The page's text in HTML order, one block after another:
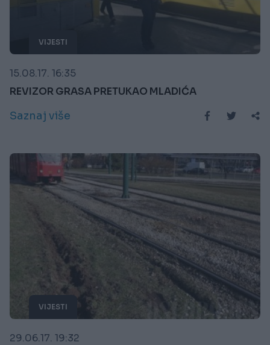
VIJESTI
15.08.17. 16:35
REVIZOR GRASA PRETUKAO MLADIĆA
Saznaj više
VIJESTI
29.06.17. 19:32